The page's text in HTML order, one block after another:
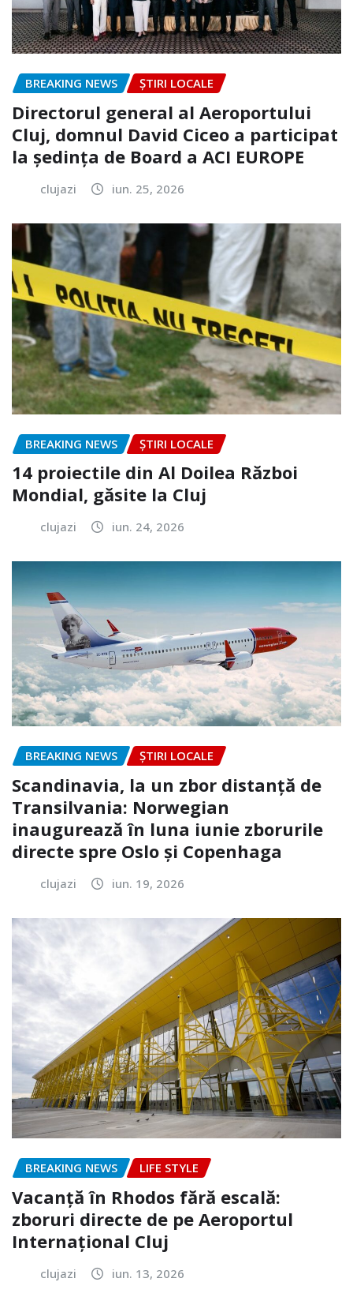
BREAKING NEWS ȘTIRI LOCALE
Directorul general al Aeroportului
Cluj, domnul David Ciceo a participat
la ședința de Board a ACI EUROPE
clujazi iun. 25, 2026
BREAKING NEWS ȘTIRI LOCALE
14 proiectile din Al Doilea Război
Mondial, găsite la Cluj
clujazi iun. 24, 2026
BREAKING NEWS ȘTIRI LOCALE
Scandinavia, la un zbor distanță de
Transilvania: Norwegian
inaugurează în luna iunie zborurile
directe spre Oslo și Copenhaga
clujazi iun. 19, 2026
BREAKING NEWS LIFE STYLE
Vacanță în Rhodos fără escală:
zboruri directe de pe Aeroportul
Internațional Cluj
clujazi iun. 13, 2026